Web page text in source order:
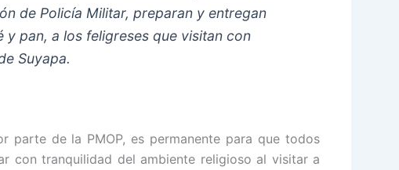
de Policía Militar, preparan y entregan
y pan, a los feligreses que visitan con
Suyapa.
parte de la PMOP, es permanente para que todos
con tranquilidad del ambiente religioso al visitar a